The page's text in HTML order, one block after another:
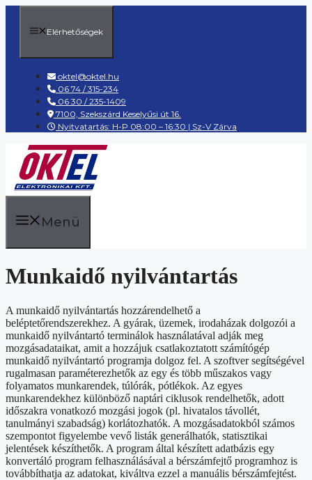
Kilépés
tartalombaElérhetőségek
oktel@oktel.hu
06 74 / 315-234
06 30 / 235-1409
7100, Szekszárd Keselyűsi út 16.
Nyitvatartás: H-P 08:00 – 16:30 | Sz-V Zárva
Menü
Munkaidő nyilvántartás
A munkaidő nyilvántartás hozzárendelhető a
beléptetőrendszerekhez. A gyárak, üzemek, irodaházak dolgozói a
munkaidő nyilvántartó terminálok használatával adják meg
mozgásadataikat, amit a hozzájuk csatlakoztatott számítógép
munkaidő nyilvántartó programja dolgoz fel. A szoftver segítségével
rugalmasan paraméterezhetők az egy és több műszakos vagy
folyamatos munkarendek, túlórák, pótlékok. Az egyes
munkarendekhez különböző naptári ciklusok rendelhetők, adott
időszakra vonatkozó mozgási jogok (pl. hivatalos távollét,
tanulmányi szabadság) korlátozhatók. A mozgásadatokból számos
szempontot figyelembe vevő listák generálhatók, statisztikai
jelentések készíthetők. A program által készített adatbázis egy
konvertáló program felhasználásával a bérszámfejtő programhoz is
továbbíthatja az adatokat, kiváltva ezzel a manuális bérszámfejtést.